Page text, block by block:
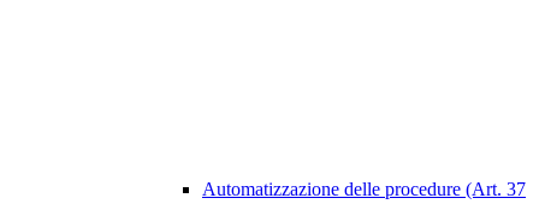
Automatizzazione delle procedure (Art. 37